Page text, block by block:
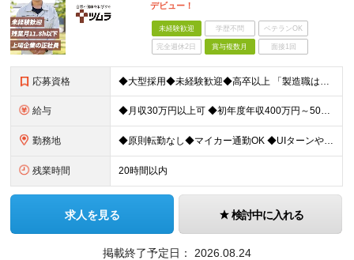
デビュー！
未経験歓迎 学歴不問 ベテランOK
完全週休2日 賞与複数月 面接1回
応募資格 ◆大型採用◆未経験歓迎◆高卒以上 「製造職は初めて…」という方でも大丈夫。 イチから丁寧にお教えしますのでご安心ください。 ＼こんなアナタにピッタリ／ ◎「人の健康に貢献したい」という想いがある
給与 ◆月収30万円以上可 ◆初年度年収400万円～500万円想定 月給21万7,080円～22万7,810円＋各種手当＋賞与年2回 ★「手当」や「賞与」が手厚いため、1年目未経験でも年収400万円以上
勤務地 ◆原則転勤なし◆マイカー通勤OK ◆UIターンや移住転職歓迎。Web面接実施中 ＜茨城工場＞ 茨城県稲敷郡阿見町吉原3586 ┗クリーンで働きやすいのが魅力です。 ★豊かな自然と便利な生活環境が調
残業時間 20時間以内
求人を見る 検討中に入れる
掲載終了予定日： 2026.08.24